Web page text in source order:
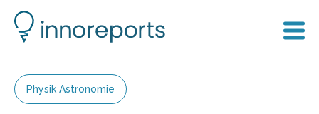
Physik Astronomie